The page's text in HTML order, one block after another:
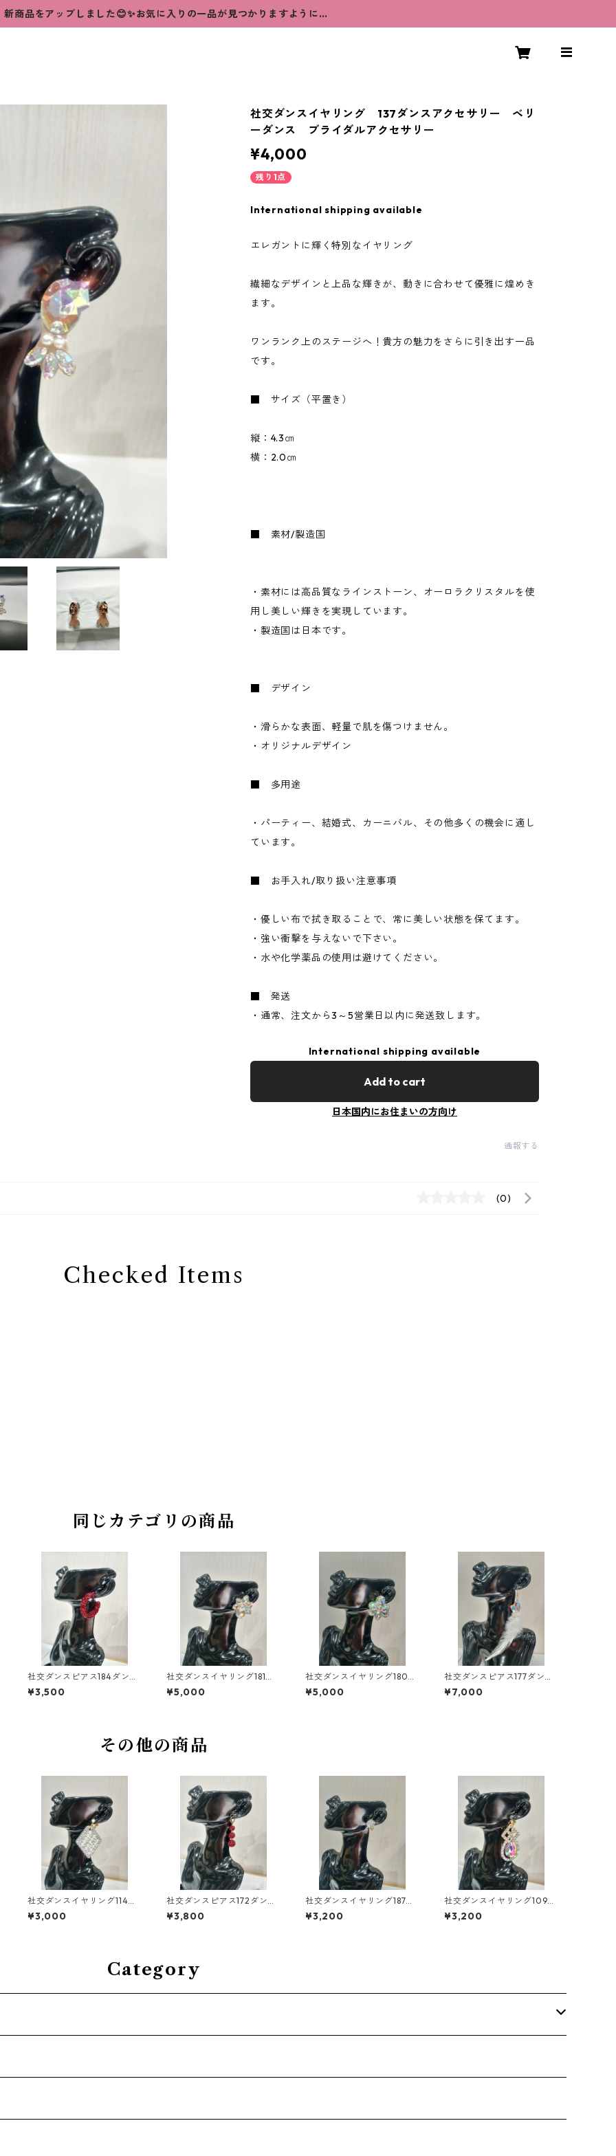
新商品をアップしました😊✨お気に入りの一品が見つかりますように…
社交ダンスイヤリング 137ダンスアクセサリー ベリ
ーダンス ブライダルアクセサリー
¥4,000
残り1点
International shipping available
エレガントに輝く特別なイヤリング
繊細なデザインと上品な輝きが、動きに合わせて優雅に煌めき
ます。
ワンランク上のステージへ！貴方の魅力をさらに引き出す一品
です。
■ サイズ（平置き）
縦：4.3㎝
横：2.0㎝
■ 素材/製造国
・素材には高品質なラインストーン、オーロラクリスタルを使
用し美しい輝きを実現しています。
・製造国は日本です。
■ デザイン
・滑らかな表面、軽量で肌を傷つけません。
・オリジナルデザイン
■ 多用途
・パーティー、結婚式、カーニバル、その他多くの機会に適し
ています。
■ お手入れ/取り扱い注意事項
・優しい布で拭き取ることで、常に美しい状態を保てます。
・強い衝撃を与えないで下さい。
・水や化学薬品の使用は避けてください。
■ 発送
・通常、注文から3～5営業日以内に発送致します。
International shipping available
Add to cart
日本国内にお住まいの方向け
通報する
(0)
Checked Items
同じカテゴリの商品
社交ダンスピアス184ダンス
アクセサリーベリーダンス
ブライダルアクセサリー
¥3,500
社交ダンスイヤリング181ダ
ンスアクセサリーベリーダ
ンスブライダルアクセサリ
¥5,000
社交ダンスイヤリング180ダ
ンスアクセサリーベリーダ
ンスブライダルアクセサリ
¥5,000
社交ダンスピアス177ダンス
アクセサリーベリーダンス
ブライダルアクセサリー
¥7,000
その他の商品
社交ダンスイヤリング114ダ
ンスアクセサリーベリーダ
ンスブライダルアクセサリ
¥3,000
社交ダンスピアス172ダンス
アクセサリーベリーダンス
ブライダルアクセサリー
¥3,800
社交ダンスイヤリング187ダ
ンスアクセサリーベリーダ
ンスブライダルアクセサリ
¥3,200
社交ダンスイヤリング109ダ
ンスアクセサリーベリーダ
ンスブライダルアクセサリ
¥3,200
Category